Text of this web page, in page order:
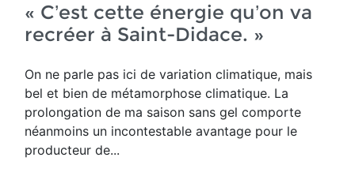
« C’est cette énergie qu’on va
recréer à Saint-Didace. »
On ne parle pas ici de variation climatique, mais
bel et bien de métamorphose climatique. La
prolongation de ma saison sans gel comporte
néanmoins un incontestable avantage pour le
producteur de...